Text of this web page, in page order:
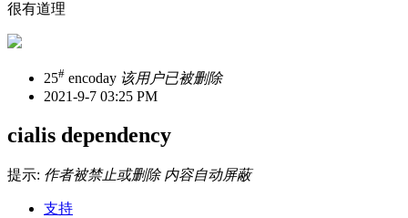
很有道理
25# encoday 该用户已被删除
2021-9-7 03:25 PM
cialis dependency
提示: 作者被禁止或删除 内容自动屏蔽
支持